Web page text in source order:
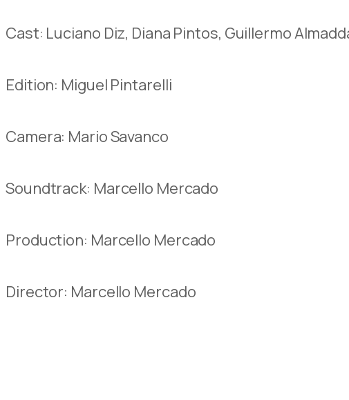
Cast: Luciano Diz, Diana Pintos, Guillermo
Edition: Miguel Pintarelli
Camera: Mario Savanco
Soundtrack: Marcello Mercado
Production: Marcello Mercado
Director: Marcello Mercado